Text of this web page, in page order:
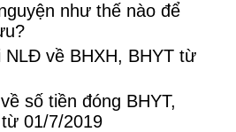
như thế nào để
NLĐ về BHXH, BHYT từ
số tiền đóng BHYT,
01/7/2019